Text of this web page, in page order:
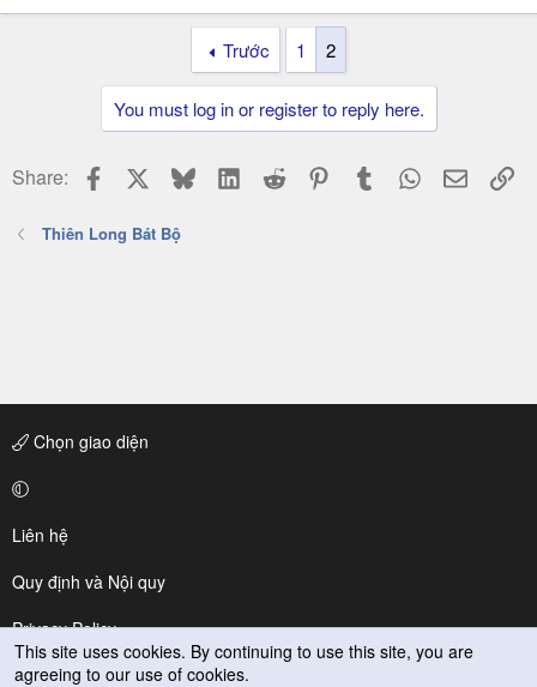
Trước 1 2
You must log in or register to reply here.
Share: Facebook BlueskyLinkedIn
Reddit PinterestTumblr WhatsApp
Email
Thiên Long Bát Bộ
Chọn giao diện
Liên hệ
Quy định và Nội quy
Privacy Policy
Trợ giúp
This site uses cookies. By continuing to use this site, you are
agreeing to our use of cookies.